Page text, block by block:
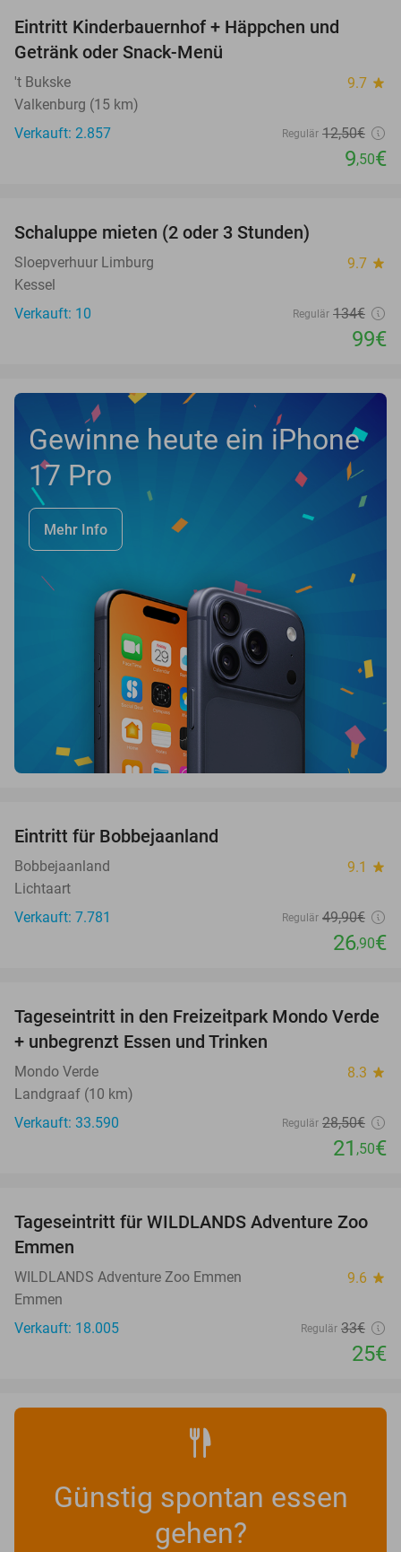
Eintritt Kinderbauernhof + Häppchen und
Getränk oder Snack-Menü
't Bukske 9.7 star
Valkenburg (15 km)
Verkauft: 2.857
Regulär 12,50€
9,50€
TODAY
Schaluppe mieten (2 oder 3 Stunden)
Sloepverhuur Limburg 9.7 star
Kessel
Verkauft: 10
Regulär 134€
99€
Gewinne heute ein iPhone
17 Pro
Mehr Info
Eintritt für Bobbejaanland
Bobbejaanland 9.1 star
Lichtaart
Verkauft: 7.781
Regulär 49,90€
26,90€
25%
Tageseintritt in den Freizeitpark Mondo Verde
+ unbegrenzt Essen und Trinken
Mondo Verde 8.3 star
Landgraaf (10 km)
Verkauft: 33.590
Regulär 28,50€
21 ,50€
24%
Tageseintritt für WILDLANDS Adventure Zoo
Emmen
WILDLANDS Adventure Zoo Emmen 9.6 star
Emmen
Verkauft: 18.005
Regulär 33€
25€
Günstig spontan essen
gehen?